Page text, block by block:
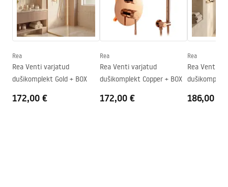
Klaasi värvus
Transparent 8mm
Seria
Bler
Dušikabiini suund
Universaalne
Garantii
Rea
Rea Venti varjatud
dušikomplekt Gold + BOX
172,00 €
Rea
Rea Venti varjatud
dušikomplekt Copper + BOX
172,00 €
Rea
Rea Venti
186,00 €